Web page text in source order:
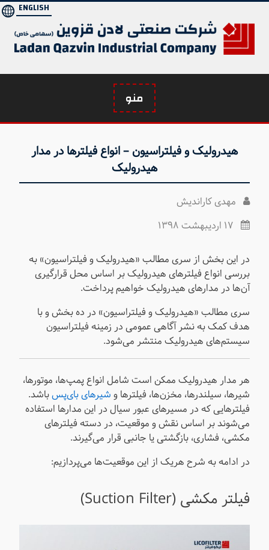
Skip
content
ENGLISH
منو
هیدرولیک و فیلتراسیون – انواع فیلترها در مدار
هیدرولیک
مهدی کاراندیش
۱۷ اردیبهشت ۱۳۹۸
در این بخش از سری مطالب «هیدرولیک و فیلتراسیون» به
بررسی انواع فیلترهای هیدرولیک بر اساس محل قرارگیری
آن‌ها در مدارهای هیدرولیک خواهیم پرداخت.
سری مطالب «هیدرولیک و فیلتراسیون» در ده بخش و با
هدف کمک به نشر آگاهی عمومی در زمینه فیلتراسیون
سیستم‌های هیدرولیک منتشر می‌شود.
هر مدار هیدرولیک ممکن است شامل انواع پمپ‌ها، موتورها،
شیرها، سیلندرها، مخزن‌ها، فیلترها و شیرهای بای‌پسباشد.
فیلترهایی که در مسیرهای عبور سیال در این مدارها استفاده
می‌شوند بر اساس نقش و موقعیت، در دسته فیلترهای
مکشی، فشاری، بازگشتی یا جانبی قرار می‌گیرند.
در ادامه به شرح هریک از این موقعیت‌ها می‌پردازیم:
فیلتر مکشی (Suction Filter)